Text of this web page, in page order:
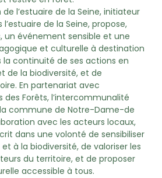
l’estuaire de la Seine, initiateur
de la Seine, propose,
un événement sensible et une
et culturelle à destination
la continuité de ses actions en
de la biodiversité, et de
En partenariat avec
des Forêts, l’intercommunalité
commune de Notre-Dame-de
avec les acteurs locaux,
dans une volonté de sensibiliser
à la biodiversité, de valoriser les
du territoire, et de proposer
accessible à tous.